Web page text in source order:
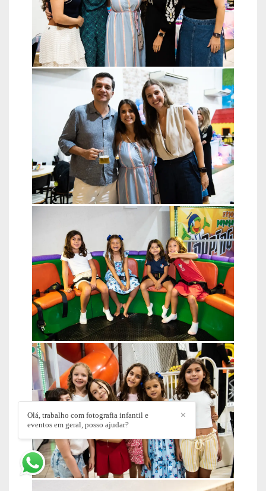
✕
Olá, trabalho com fotografia infantil e
eventos em geral, posso ajudar?